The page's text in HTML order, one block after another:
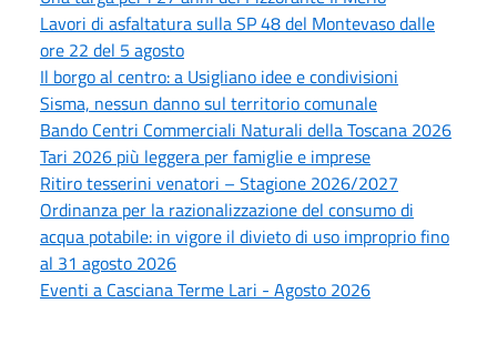
Lavori di asfaltatura sulla SP 48 del Montevaso dalle
ore 22 del 5 agosto
Il borgo al centro: a Usigliano idee e condivisioni
Sisma, nessun danno sul territorio comunale
Bando Centri Commerciali Naturali della Toscana 2026
Tari 2026 più leggera per famiglie e imprese
Ritiro tesserini venatori – Stagione 2026/2027
Ordinanza per la razionalizzazione del consumo di
acqua potabile: in vigore il divieto di uso improprio fino
al 31 agosto 2026
Eventi a Casciana Terme Lari - Agosto 2026